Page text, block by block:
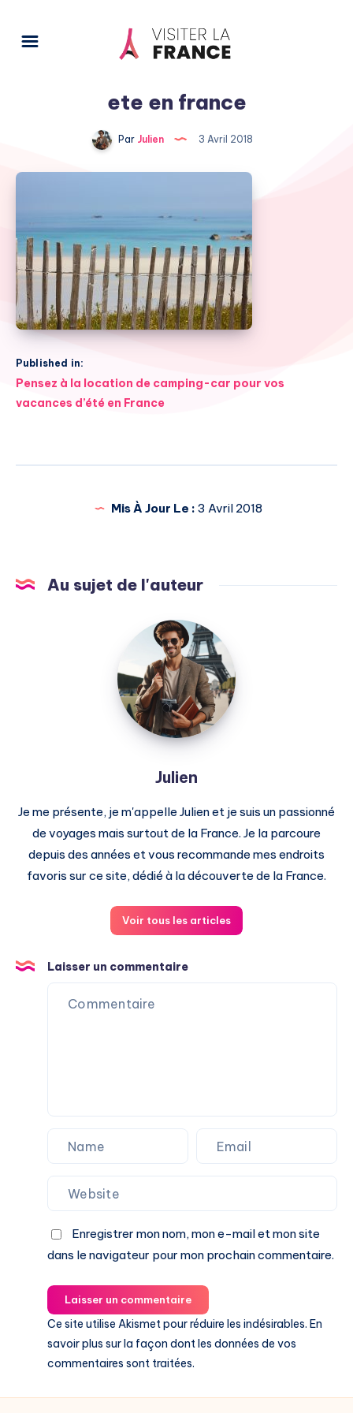
ete en france
Par Julien 3 Avril 2018
Published in:
Navigation
de
Pensez à la location de camping-car pour vos
vacances d’été en France
Mis À Jour Le : 3 Avril 2018
Au sujet de l'auteur
Julien
Julien
Je me présente, je m'appelle Julien et je suis un passionné
de voyages mais surtout de la France. Je la parcoure
depuis des années et vous recommande mes endroits
favoris sur ce site, dédié à la découverte de la France.
Voir tous les articles
Laisser un commentaire
Enregistrer mon nom, mon e-mail et mon site
dans le navigateur pour mon prochain commentaire.
Laisser un commentaire
Ce site utilise Akismet pour réduire les indésirables. En
savoir plus sur la façon dont les données de vos
commentaires sont traitées.